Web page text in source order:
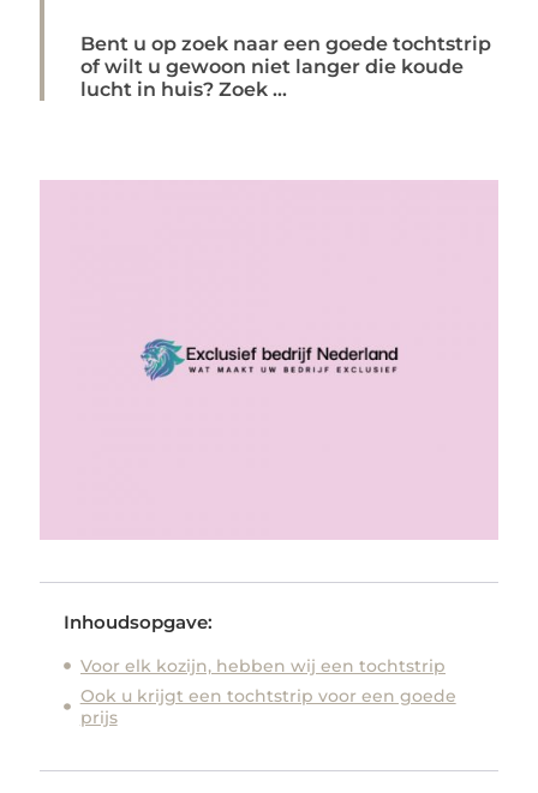
Bent u op zoek naar een goede tochtstrip
of wilt u gewoon niet langer die koude
lucht in huis? Zoek ...
Inhoudsopgave:
Voor elk kozijn, hebben wij een tochtstrip
Ook u krijgt een tochtstrip voor een goede
prijs